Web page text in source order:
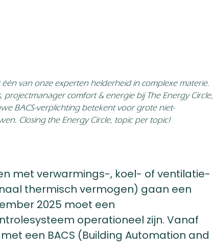
van onze experten helderheid in complexe materie.
projectmanager comfort & energie bij The Energy Circle,
BACS-verplichting betekent voor grote niet-
Closing the Energy Circle, topic per topic!
met verwarmings-, koel- of ventilatie-
thermisch vermogen) gaan een
2025 moet een
operationeel zijn. Vanaf
een BACS (Building Automation and